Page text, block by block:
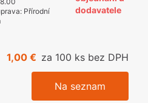
: Přírodní
dodavatele
1,00 € za 100 ks bez DPH
Na seznam